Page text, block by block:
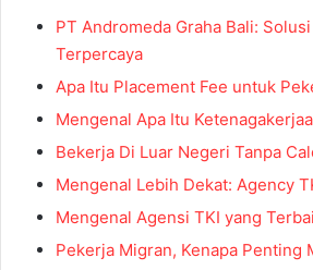
PT Andromeda Graha Bali:
Terpercaya
Apa Itu Placement Fee untuk
Mengenal Apa Itu
Bekerja Di Luar Negeri Tanpa
Mengenal Lebih Dekat: Agency
Mengenal Agensi TKI yang
Pekerja Migran, Kenapa